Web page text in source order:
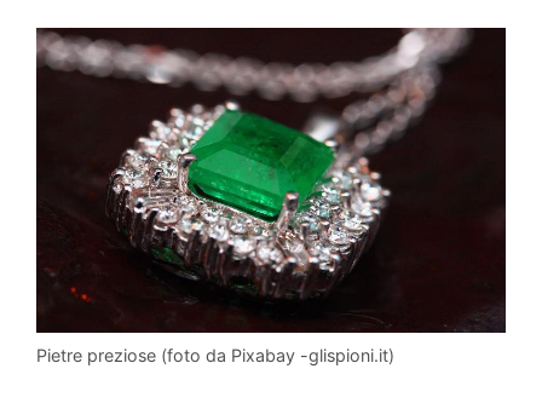
Pietre preziose (foto da Pixabay -glispioni.it)